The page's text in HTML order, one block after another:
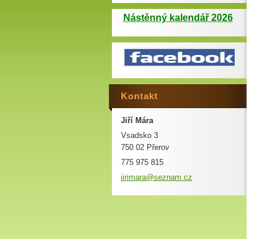
Nástěnný kalendář 2026
Kontakt
Jiří Mára
Vsadsko 3
750 02 Přerov
775 975 815
jirimara@seznam.cz